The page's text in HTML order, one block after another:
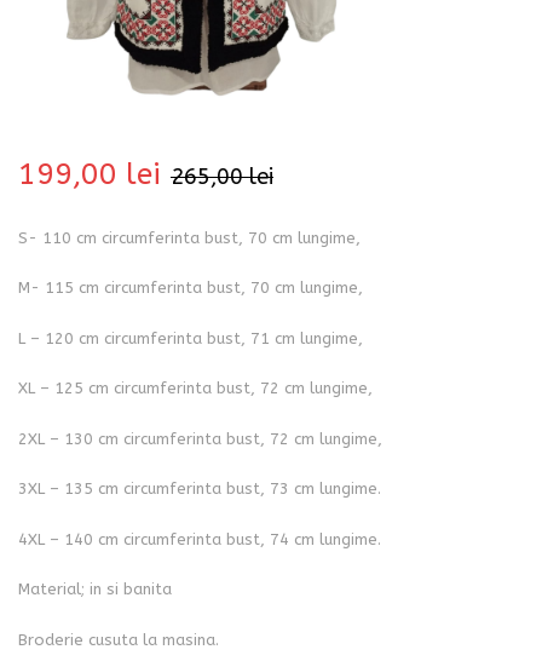
265,00lei
199,00 lei
S- 110 cm circumferinta bust, 70 cm lungime,
M- 115 cm circumferinta bust, 70 cm lungime,
L – 120 cm circumferinta bust, 71 cm lungime,
XL – 125 cm circumferinta bust, 72 cm lungime,
2XL – 130 cm circumferinta bust, 72 cm lungime,
3XL – 135 cm circumferinta bust, 73 cm lungime.
4XL – 140 cm circumferinta bust, 74 cm lungime.
Material; in si banita
Broderie cusuta la masina.